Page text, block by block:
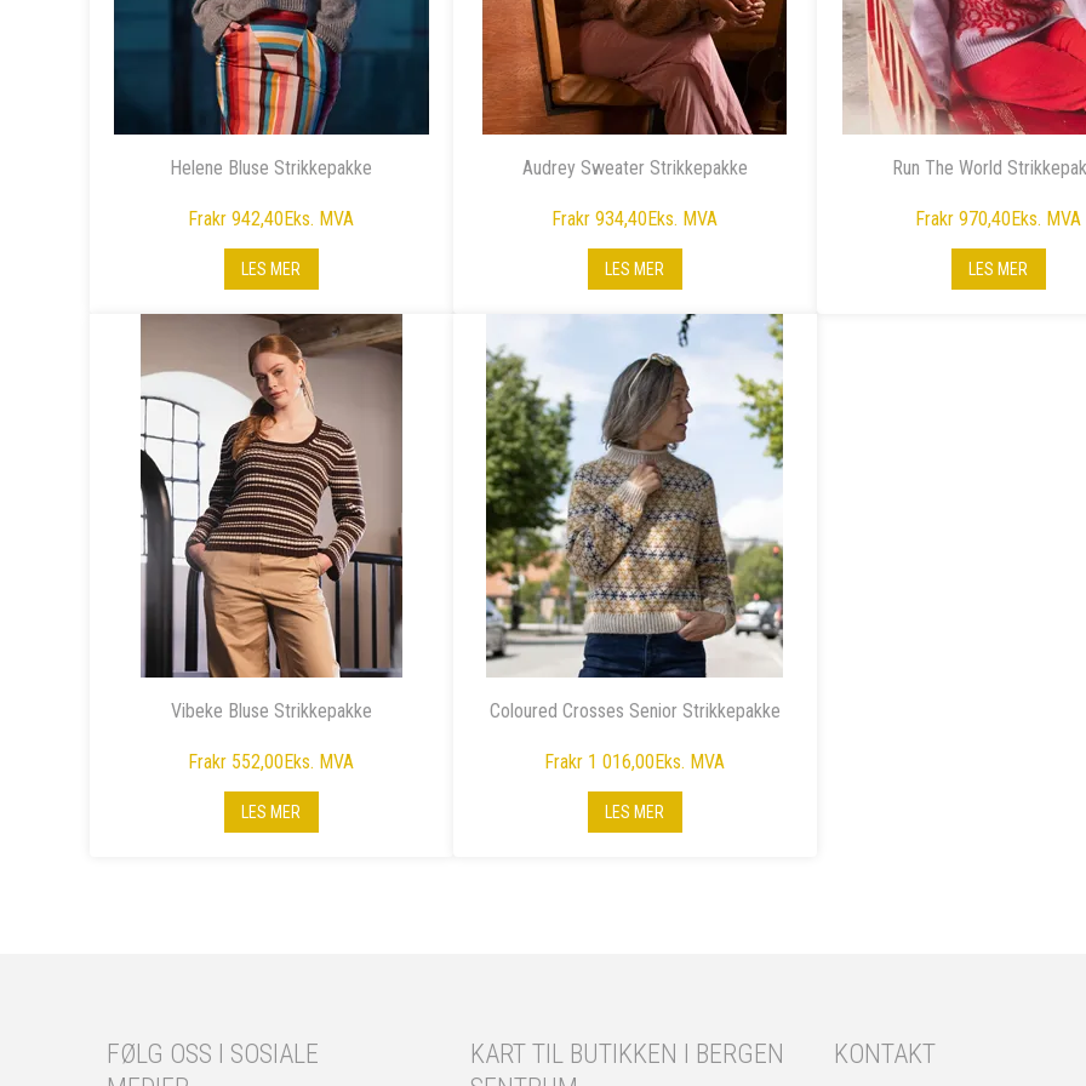
Helene Bluse Strikkepakke
Frakr 942,40Eks. MVA
LES MER
Audrey Sweater Strikkepakke
Frakr 934,40Eks. MVA
LES MER
Run The World
Frakr 970,40Eks. MVA
LES MER
Vibeke Bluse Strikkepakke
Frakr 552,00Eks. MVA
LES MER
Coloured Crosses Senior Strikkepakke
Frakr 1 016,00Eks. MVA
LES MER
FØLG OSS I SOSIALE
KART TIL BUTIKKEN I BERGEN
KONTAKT